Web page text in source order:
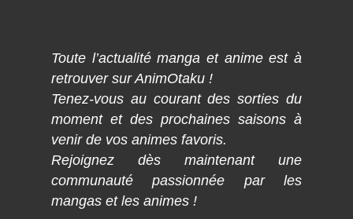
Toute l’actualité manga et anime est à
retrouver sur AnimOtaku !
Tenez-vous au courant des sorties du
moment et des prochaines saisons à
venir de vos animes favoris.
Rejoignez dès maintenant une
communauté passionnée par les
mangas et les animes !